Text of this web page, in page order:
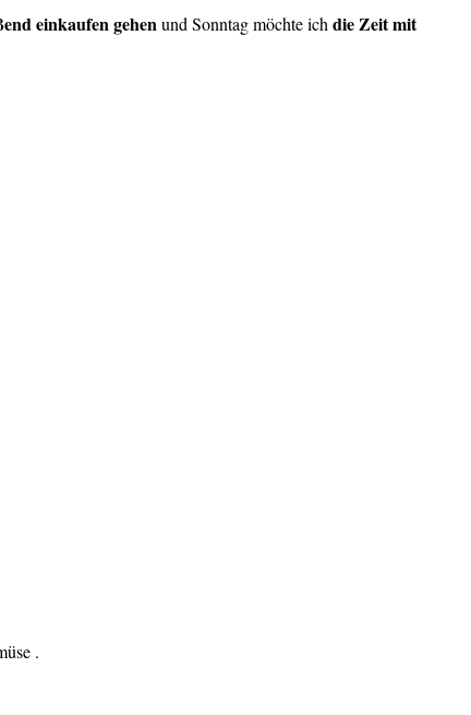
einkaufen gehenund Sonntag möchte ich die Zeit mit
.